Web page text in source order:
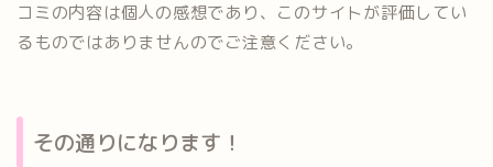
コミの内容は個人の感想であり、このサイトが評価してい
るものではありませんのでご注意ください。
その通りになります！